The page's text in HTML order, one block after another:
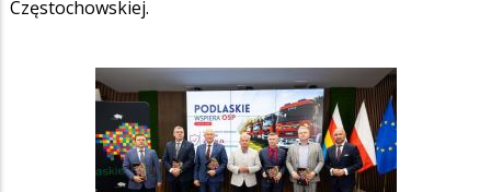
Częstochowskiej.